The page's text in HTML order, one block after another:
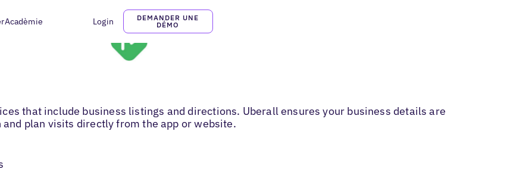
Acadèmie Login
DEMANDER UNE
DÉMO
that include business listings and directions. Uberall ensures your business details are
plan visits directly from the app or website.